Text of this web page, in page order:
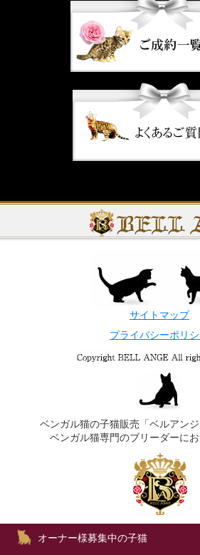
サイトマップ
プライバシーポリ
ベンガル猫の子猫販売「ベルアンジ
ベンガル猫専門のブリーダーにお
オーナー様募集中の子猫